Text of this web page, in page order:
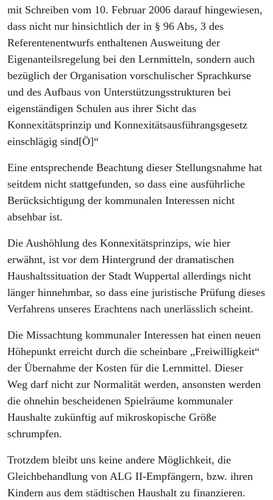
mit Schreiben vom 10. Februar 2006 darauf hingewiesen,
dass nicht nur hinsichtlich der in § 96 Abs, 3 des
Referentenentwurfs enthaltenen Ausweitung der
Eigenanteilsregelung bei den Lernmitteln, sondern auch
bezüglich der Organisation vorschulischer Sprachkurse
und des Aufbaus von Unterstützungsstrukturen bei
eigenständigen Schulen aus ihrer Sicht das
Konnexitätsprinzip und Konnexitätsausführangsgesetz
einschlägig sind[Ö]“
Eine entsprechende Beachtung dieser Stellungsnahme hat
seitdem nicht stattgefunden, so dass eine ausführliche
Berücksichtigung der kommunalen Interessen nicht
absehbar ist.
Die Aushöhlung des Konnexitätsprinzips, wie hier
erwähnt, ist vor dem Hintergrund der dramatischen
Haushaltssituation der Stadt Wuppertal allerdings nicht
länger hinnehmbar, so dass eine juristische Prüfung dieses
Verfahrens unseres Erachtens nach unerlässlich scheint.
Die Missachtung kommunaler Interessen hat einen neuen
Höhepunkt erreicht durch die scheinbare „Freiwilligkeit“
der Übernahme der Kosten für die Lernmittel. Dieser
Weg darf nicht zur Normalität werden, ansonsten werden
die ohnehin bescheidenen Spielräume kommunaler
Haushalte zukünftig auf mikroskopische Größe
schrumpfen.
Trotzdem bleibt uns keine andere Möglichkeit, die
Gleichbehandlung von ALG II-Empfängern, bzw. ihren
Kindern aus dem städtischen Haushalt zu finanzieren.